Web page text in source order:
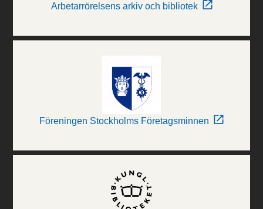
Arbetarrörelsens arkiv och bibliotek
Föreningen Stockholms Företagsminnen